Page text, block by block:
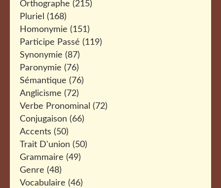
Orthographe (215)
Pluriel (168)
Homonymie (151)
Participe Passé (119)
Synonymie (87)
Paronymie (76)
Sémantique (76)
Anglicisme (72)
Verbe Pronominal (72)
Conjugaison (66)
Accents (50)
Trait D'union (50)
Grammaire (49)
Genre (48)
Vocabulaire (46)